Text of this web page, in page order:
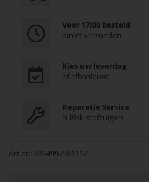
Voor 17:00 besteld
direct verzonden
Kies uw leverdag
of afhaalpunt
Reparatie Service
Nilfisk stofzuigers
Art.nr. 8864997581112